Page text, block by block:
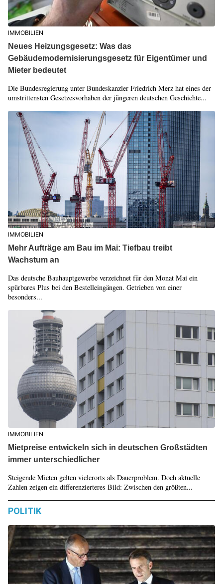
IMMOBILIEN
Neues Heizungsgesetz: Was das
Gebäudemodernisierungsgesetz für Eigentümer und
Mieter bedeutet
Die Bundesregierung unter Bundeskanzler Friedrich Merz hat eines der
umstrittensten Gesetzesvorhaben der jüngeren deutschen Geschichte...
IMMOBILIEN
Mehr Aufträge am Bau im Mai: Tiefbau treibt
Wachstum an
Das deutsche Bauhauptgewerbe verzeichnet für den Monat Mai ein
spürbares Plus bei den Bestelleingängen. Getrieben von einer
besonders...
IMMOBILIEN
Mietpreise entwickeln sich in deutschen Großstädten
immer unterschiedlicher
Steigende Mieten gelten vielerorts als Dauerproblem. Doch aktuelle
Zahlen zeigen ein differenzierteres Bild: Zwischen den größten...
POLITIK